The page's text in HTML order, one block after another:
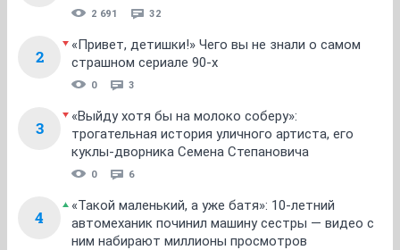
2 691 32
2
«Привет, детишки!» Чего вы не знали о самом
страшном сериале 90-х
0 3
3
«Выйду хотя бы на молоко соберу»:
трогательная история уличного артиста, его
куклы-дворника Семена Степановича
0 6
4
«Такой маленький, а уже батя»: 10-летний
автомеханик починил машину сестры — видео с
ним набирают миллионы просмотров